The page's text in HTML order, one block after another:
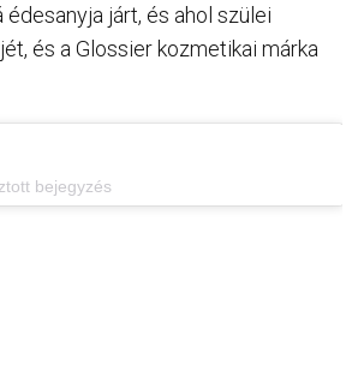
járt, és ahol szülei
és a Glossier kozmetikai márka
bejegyzés